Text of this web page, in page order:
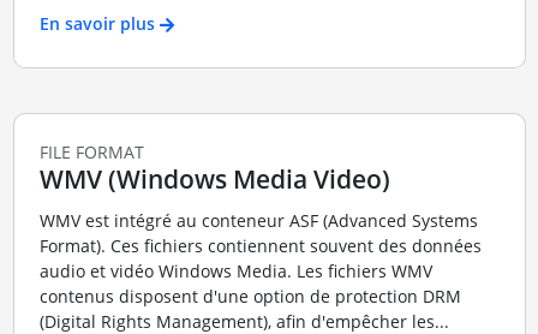
En savoir plus
FILE FORMAT
WMV (Windows Media Video)
WMV est intégré au conteneur ASF (Advanced Systems
Format). Ces fichiers contiennent souvent des données
audio et vidéo Windows Media. Les fichiers WMV
contenus disposent d'une option de protection DRM
(Digital Rights Management), afin d'empêcher les...